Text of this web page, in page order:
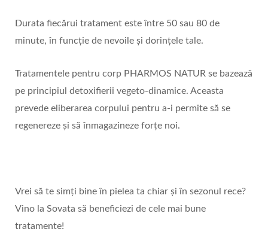
Durata fiecărui tratament este între 50 sau 80 de
minute, în funcție de nevoile și dorințele tale.
Tratamentele pentru corp PHARMOS NATUR se bazează
pe principiul detoxifierii vegeto-dinamice. Aceasta
prevede eliberarea corpului pentru a-i permite să se
regenereze și să înmagazineze forțe noi.
Vrei să te simți bine în pielea ta chiar și în sezonul rece?
Vino la Sovata să beneficiezi de cele mai bune
tratamente!